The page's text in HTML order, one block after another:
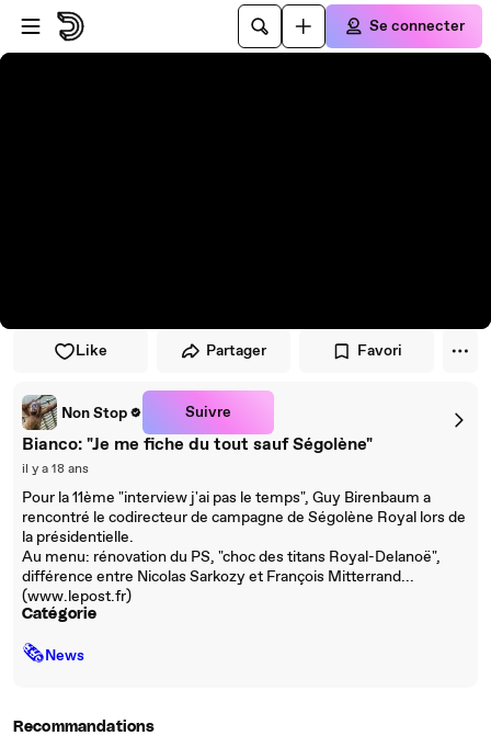
Passer au player
Passer au contenu principal
Se connecter
Like Partager Favori
Non Stop Suivre
Bianco: "Je me fiche du tout sauf Ségolène"
il y a 18 ans
Pour la 11ème "interview j'ai pas le temps", Guy Birenbaum a
rencontré le codirecteur de campagne de Ségolène Royal lors de
la présidentielle.
Au menu: rénovation du PS, "choc des titans Royal-Delanoë",
différence entre Nicolas Sarkozy et François Mitterrand...
(www.lepost.fr)
Catégorie
🗞News
Recommandations